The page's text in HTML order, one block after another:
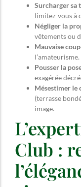
Surcharger sa
limitez-vous à
Négliger la
vêtements ou
Mauvaise
l’amateurisme.
Pousser la
exagérée
Mésestimer le
(terrasse
image.
Club :